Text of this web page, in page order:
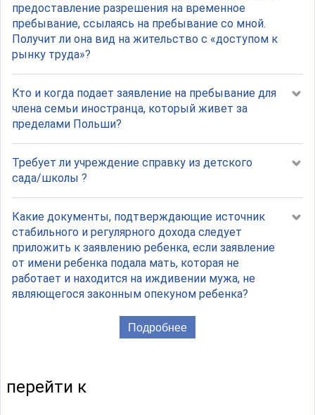
предоставление разрешения на временное
пребывание, ссылаясь на пребывание со мной.
Получит ли она вид на жительство с «доступом к
рынку труда»?
Кто и когда подает заявление на пребывание для
члена семьи иностранца, который живет за
пределами Польши?
Требует ли учреждение справку из детского
сада/школы ?
Какие документы, подтверждающие источник
стабильного и регулярного дохода следует
приложить к заявлению ребенка, если заявление
от имени ребенка подала мать, которая не
работает и находится на иждивении мужа, не
являющегося законным опекуном ребенка?
Подробнее
перейти к